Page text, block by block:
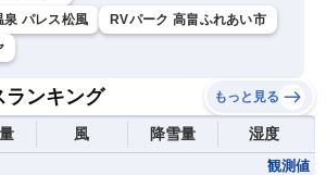
泉 パレス松風
RVパーク 高畠ふれあい市
ランキング もっと見る
風 降雪量 湿度
観測値